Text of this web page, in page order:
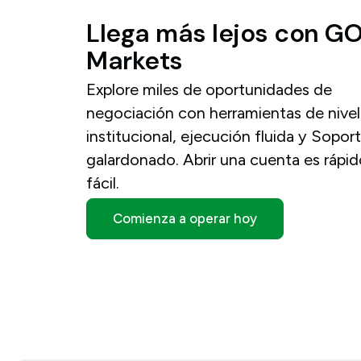
Llega más lejos con
Markets
Explore miles de oportunidades de
negociación con herramientas de nivel
institucional, ejecución fluida y
galardonado. Abrir una cuenta es
fácil.
Comienza a operar hoy